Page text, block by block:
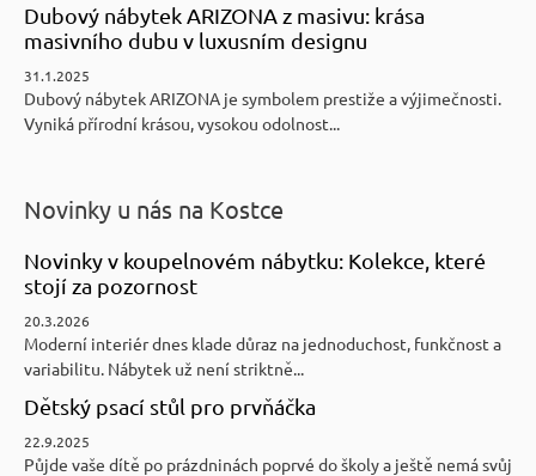
Dubový nábytek ARIZONA z masivu: krása
masivního dubu v luxusním designu
31.1.2025
Dubový nábytek ARIZONA je symbolem prestiže a výjimečnosti.
Vyniká přírodní krásou, vysokou odolnost...
Novinky u nás na Kostce
Novinky v koupelnovém nábytku: Kolekce, které
stojí za pozornost
20.3.2026
Moderní interiér dnes klade důraz na jednoduchost, funkčnost a
variabilitu. Nábytek už není striktně...
Dětský psací stůl pro prvňáčka
22.9.2025
Půjde vaše dítě po prázdninách poprvé do školy a ještě nemá svůj